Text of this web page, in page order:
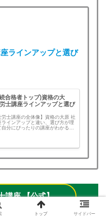
ラインアップと選び
合格者トップ)資格の大
士講座ラインアップと選び
労士講座の全体像】資格の大原 社
ラインアップと違い、選び方が理
自分にぴったりの講座がわかる。
者コース、速習コース、社労士
キュラム、教材、スケジュールま
講座 【公式】
トップ サイドバー